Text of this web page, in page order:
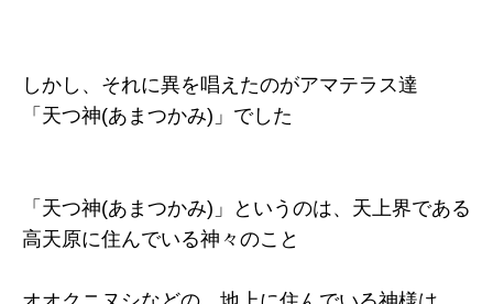
しかし、それに異を唱えたのがアマテラス達
「天つ神(あまつかみ)」でした
「天つ神(あまつかみ)」というのは、天上界である
高天原に住んでいる神々のこと